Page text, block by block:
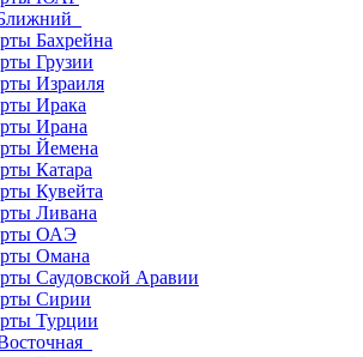
Бахрейна
Грузии
Израиля
Ирака
Ирана
Йемена
Катара
Кувейта
Ливана
ОАЭ
Омана
Саудовской Аравии
Сирии
Турции